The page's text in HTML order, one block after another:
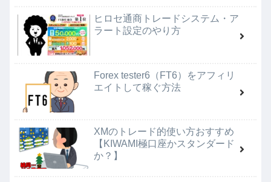
ヒロセ通商トレードシステム・ア
ラート設定のやり方
Forex tester6（FT6）をアフィリ
エイトして稼ぐ方法
XMのトレード的使い方おすすめ
【KIWAMI極口座かスタンダード
か？】